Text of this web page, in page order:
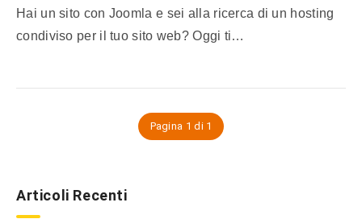
Hai un sito con Joomla e sei alla ricerca di un hosting
condiviso per il tuo sito web? Oggi ti…
Pagina 1 di 1
Articoli Recenti